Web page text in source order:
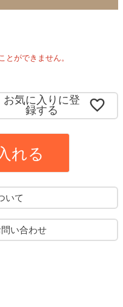
とができません。
お気に入りに登
録する
れる
いて
い合わせ